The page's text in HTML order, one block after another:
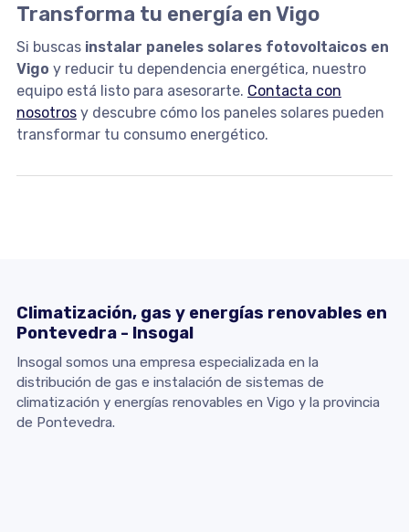
Transforma tu energía en Vigo
Si buscas instalar paneles solares fotovoltaicos en
Vigo y reducir tu dependencia energética, nuestro
equipo está listo para asesorarte. Contacta con
nosotrosy descubre cómo los paneles solares pueden
transformar tu consumo energético.
Climatización, gas y energías renovables en
Pontevedra - Insogal
Insogal somos una empresa especializada en la
distribución de gas e instalación de sistemas de
climatización y energías renovables en Vigo y la provincia
de Pontevedra.